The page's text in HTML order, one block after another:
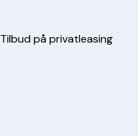
Tilbud på privatleasing